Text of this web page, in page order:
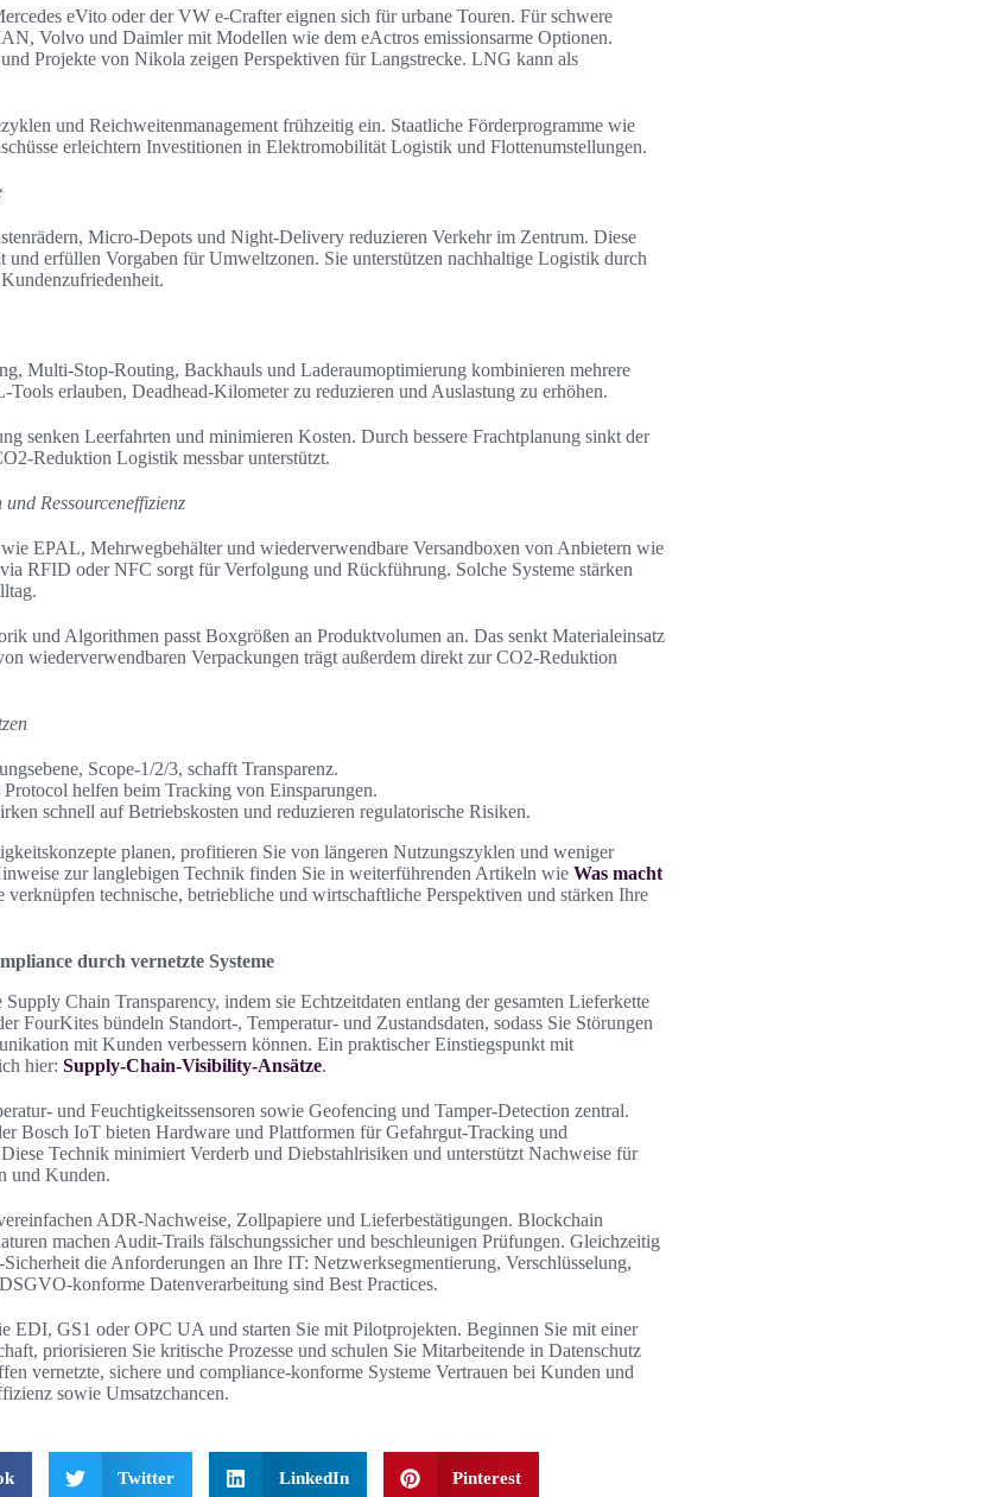
eVito oder der VW e-Crafter eignen sich für urbane Touren. Für schwere
Volvo und Daimler mit Modellen wie dem eActros emissionsarme Optionen.
Projekte von Nikola zeigen Perspektiven für Langstrecke. LNG kann als
und Reichweitenmanagement frühzeitig ein. Staatliche Förderprogramme wie
erleichtern Investitionen in Elektromobilität Logistik und Flottenumstellungen.
Micro-Depots und Night-Delivery reduzieren Verkehr im Zentrum. Diese
und erfüllen Vorgaben für Umweltzonen. Sie unterstützen nachhaltige Logistik durch
Multi-Stop-Routing, Backhauls und Laderaumoptimierung kombinieren mehrere
erlauben, Deadhead-Kilometer zu reduzieren und Auslastung zu erhöhen.
senken Leerfahrten und minimieren Kosten. Durch bessere Frachtplanung sinkt der
Reduktion Logistik messbar unterstützt.
Ressourceneffizienz
EPAL, Mehrwegbehälter und wiederverwendbare Versandboxen von Anbietern wie
RFID oder NFC sorgt für Verfolgung und Rückführung. Solche Systeme stärken
und Algorithmen passt Boxgrößen an Produktvolumen an. Das senkt Materialeinsatz
wiederverwendbaren Verpackungen trägt außerdem direkt zur CO2-Reduktion
Scope-1/2/3, schafft Transparenz.
Protocol helfen beim Tracking von Einsparungen.
schnell auf Betriebskosten und reduzieren regulatorische Risiken.
planen, profitieren Sie von längeren Nutzungszyklen und weniger
zur langlebigen Technik finden Sie in weiterführenden Artikeln wie Was macht
verknüpfen technische, betriebliche und wirtschaftliche Perspektiven und stärken Ihre
durch vernetzte Systeme
Chain Transparency, indem sie Echtzeitdaten entlang der gesamten Lieferkette
FourKites bündeln Standort-, Temperatur- und Zustandsdaten, sodass Sie Störungen
mit Kunden verbessern können. Ein praktischer Einstiegspunkt mit
hier: Supply-Chain-Visibility-Ansätze.
und Feuchtigkeitssensoren sowie Geofencing und Tamper-Detection zentral.
Bosch IoT bieten Hardware und Plattformen für Gefahrgut-Tracking und
Technik minimiert Verderb und Diebstahlrisiken und unterstützt Nachweise für
und Kunden.
ADR‑Nachweise, Zollpapiere und Lieferbestätigungen. Blockchain
machen Audit-Trails fälschungssicher und beschleunigen Prüfungen. Gleichzeitig
die Anforderungen an Ihre IT: Netzwerksegmentierung, Verschlüsselung,
konforme Datenverarbeitung sind Best Practices.
EDI, GS1 oder OPC UA und starten Sie mit Pilotprojekten. Beginnen Sie mit einer
priorisieren Sie kritische Prozesse und schulen Sie Mitarbeitende in Datenschutz
vernetzte, sichere und compliance-konforme Systeme Vertrauen bei Kunden und
sowie Umsatzchancen.
Twitter LinkedIn Pinterest